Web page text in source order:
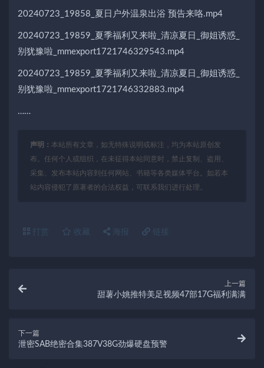
20240723_19858_夏日户外温泉出浴 预告来咯.mp4
20240723_19859_夏季福利又来啦_清凉夏日_御姐诱惑_
别犹豫啦_mmexport1721746329543.mp4
20240723_19859_夏季福利又来啦_清凉夏日_御姐诱惑_
别犹豫啦_mmexport1721746332883.mp4
……
声明： 本站所有文章，如无特殊说明或标注，均为本站原创发
布。任何个人或组织，在未征得本站同意时，禁止复制、盗用、
采集、发布本站内容到任何网站、书籍等各类媒体平台。如若本
站内容侵犯了原著者的合法权益，可联系我们进行处理。
打赏 收藏 海报 链接
上一篇
甜薯小姚推特美足视频47部17G福利满满
下一篇
泄密SAB绝密合集387V38G劲爆硬盘预警